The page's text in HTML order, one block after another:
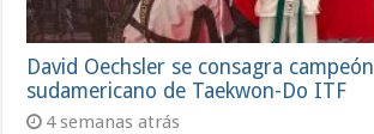
David Oechsler se consagra campeón
sudamericano de Taekwon-Do ITF
4 semanas atrás